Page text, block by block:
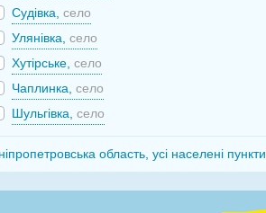
Судівка,село
Улянівка,село
Хутірське,село
Чаплинка,село
Шульгівка,село
область, усі населені пункти